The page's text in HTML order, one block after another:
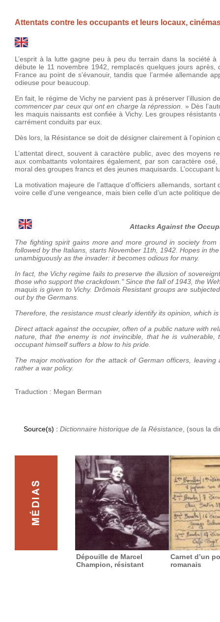
Attentats contre les occupants et leurs locaux,
L’esprit à la lutte gagne peu à peu du terrain dans la société
débute le 11 novembre 1942, remplacés quelques jours
France au point de s’évanouir, tandis que l’armée allemande
odieuse pour beaucoup.
En fait, le régime de Vichy ne parvient pas à préserver l’illusion
commencer par ceux qui ont en charge la répression. » Dès
les maquis naissants est confiée à Vichy. Les groupes
carrément conduits par eux.
Dès lors, la Résistance se doit de désigner clairement à
L’attentat direct, souvent à caractère public, avec des moyens
aux combattants volontaires également, par son caractère
moral des groupes francs et des jeunes maquisards. L’occupant
La motivation majeure de l’attaque d’officiers allemands,
voire celle d’une vengeance, mais bien celle d’un acte politique
Attacks Against the
The fighting spirit gains more and more ground in society
followed by the Italians, starts November 11th, 1942. Hopes in
unambiguously as the invader: it becomes odious for many.
In fact, the Vichy regime fails to preserve the illusion of
those who support the crackdown." Since the fall of 1943, the
maquis is given to Vichy. Drômois Resistant groups are
out by the Germans.
Therefore, the resistance must clearly identify its opinion, which
Direct attack against the occupier, often of a public nature with
nature, that the enemy is not invincible, that he is
occupant himself suffers a blow to his pride.
The major motivation for the attack of German officers,
rather a war policy.
Traduction : Megan Berman
Source(s) : Dictionnaire historique de la Résistance, (sous la
Dépouille de Marcel
Champion, résistant
Carnet d’un
romanais